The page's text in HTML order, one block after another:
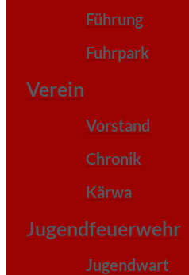
Führung
Fuhrpark
Verein
Vorstand
Chronik
Kärwa
Jugendfeuerwehr
Jugendwart